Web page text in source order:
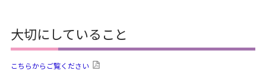
大切にしていること
こちらからご覧ください